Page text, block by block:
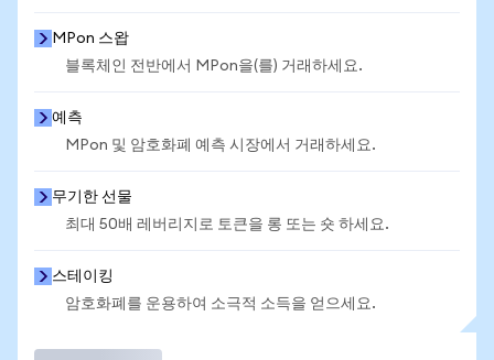
MPon 스왑
블록체인 전반에서 MPon을(를) 거래하세요.
예측
MPon 및 암호화폐 예측 시장에서 거래하세요.
무기한 선물
최대 50배 레버리지로 토큰을 롱 또는 숏 하세요.
스테이킹
암호화폐를 운용하여 소극적 소득을 얻으세요.